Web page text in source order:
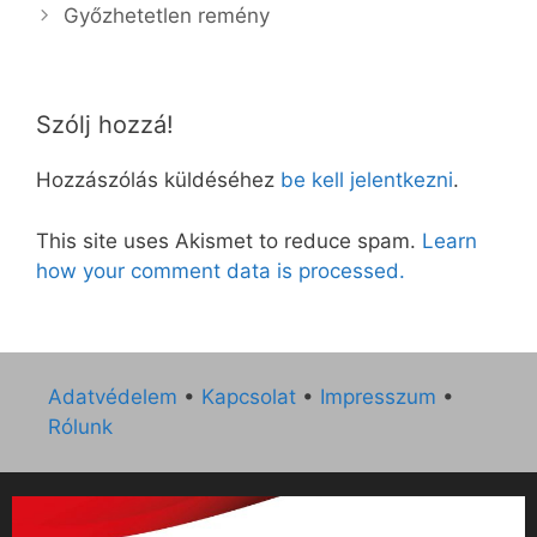
Győzhetetlen remény
Szólj hozzá!
Hozzászólás küldéséhez be kell jelentkezni.
This site uses Akismet to reduce spam. Learn
how your comment data is processed.
Adatvédelem • Kapcsolat • Impresszum •
Rólunk